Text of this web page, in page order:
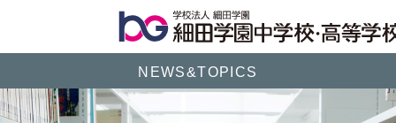
NEWS&TOPICS